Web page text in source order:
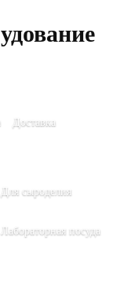
Доставка
Для сыроделия
Лабораторная посуда